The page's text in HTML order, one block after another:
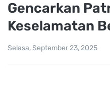
Gencarkan
Keselamatan
Selasa, September 23, 2025